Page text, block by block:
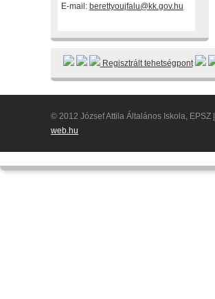
E-mail: berettyoujfalu@kk.gov.hu
Regisztrált tehetségpont
© 2012 József Attila Általános Iskola, EPSZ |
web.hu